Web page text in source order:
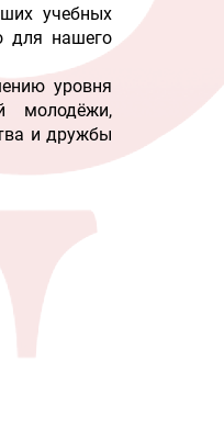
учебных
для нашего
уровня
молодёжи,
и дружбы